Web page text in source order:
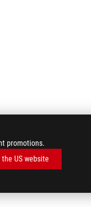
promotions.
US website